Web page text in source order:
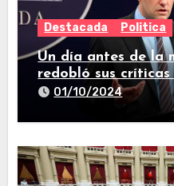
Destacada Politica
Un día antes de la
redobló sus
nacionales
01/10/2024